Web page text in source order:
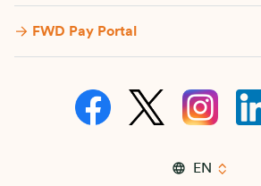
FWD Pay Portal
EN